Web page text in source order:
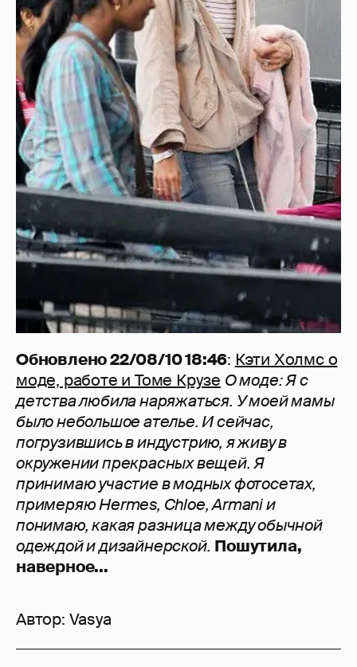
Обновлено 22/08/10 18:46: Кэти Холмс о
моде, работе и Томе Крузе О моде: Я с
детства любила наряжаться. У моей мамы
было небольшое ателье. И сейчас,
погрузившись в индустрию, я живу в
окружении прекрасных вещей. Я
принимаю участие в модных фотосетах,
примеряю Hermes, Chloe, Armani и
понимаю, какая разница между обычной
одеждой и дизайнерской. Пошутила,
наверное...
Автор: Vasya